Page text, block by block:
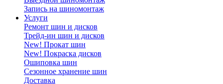
Запись на шиномонтаж
Услуги
Ремонт шин и дисков
Трейд-ин шин и дисков
New! Прокат шин
New! Покраска дисков
Ошиповка шин
Сезонное хранение шин
Доставка